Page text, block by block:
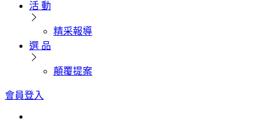
活 動
精采報導
選 品
顛覆提案
會員登入